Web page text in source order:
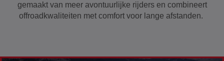
gemaakt van meer avontuurlijke rijders en combineert
offroadkwaliteiten met comfort voor lange afstanden.